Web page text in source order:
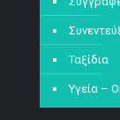
Ταξίδια
Υγεία –